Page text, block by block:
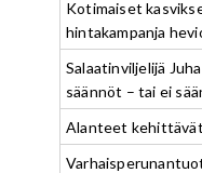
Kotimaiset
hintakampanja
Salaatinviljelijä
säännöt – tai ei
Alanteet